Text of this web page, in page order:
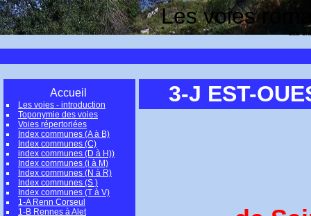
Les voies
site
Accueil
Les voies - introduction
Toponymie des voies
Voies répertoriées
Index communes (A à B)
Index communes (C)
index communes (D à H))
Index communes (i à M)
Index communes (N à R)
Index communes (S )
Index communes (T à V)
1-A Renn Corseul
1-B Rennes à Alet
3-J EST-